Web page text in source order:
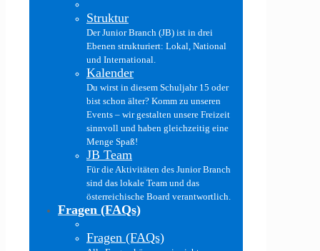
Struktur
Der Junior Branch (JB) ist in drei
Ebenen strukturiert: Lokal, National
und International.
Kalender
Du wirst in diesem Schuljahr 15 oder
bist schon älter? Komm zu unseren
Events – wir gestalten unsere Freizeit
sinnvoll und haben gleichzeitig eine
Menge Spaß!
JB Team
Für die Aktivitäten des Junior Branch
sind das lokale Team und das
österreichische Board verantwortlich.
Fragen (FAQs)
Fragen (FAQs)